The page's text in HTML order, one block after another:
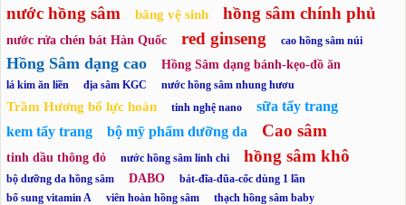
nước hồng sâm băng vệ sinh hồng sâm chính phủ
nước rửa chén bát Hàn Quốc red ginseng cao hồng sâm núi
Hồng Sâm dạng cao Hồng Sâm dạng bánh-kẹo-đồ ăn
lá kim ăn liền địa sâm KGC nước hồng sâm nhung hươu
Trầm Hương bổ lực hoàn tinh nghệ nano
sữa tẩy trang
kem tẩy trang
bộ mỹ phẩm dưỡng da Cao sâm
tinh dầu thông đỏ nước hồng sâm linh chi hồng sâm khô
bộ dưỡng da hồng sâm DABO
bát-đĩa-đũa-cốc dùng 1 lần
bổ sung vitamin A
viên hoàn hồng sâm
thạch hồng sâm baby